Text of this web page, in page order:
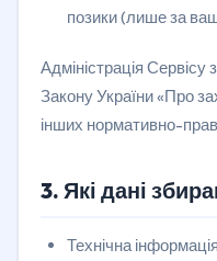
позики (лише за
Адміністрація
Закону України «Про
інших нормативно-
3. Які дані
Технічна